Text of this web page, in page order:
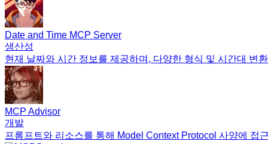
Date and Time MCP Server
생산성
현재 날짜와 시간 정보를 제공하며, 다양한 형식 및 시간대 변
MCP Advisor
개발
프롬프트와 리소스를 통해 Model Context Protocol 사양에 접